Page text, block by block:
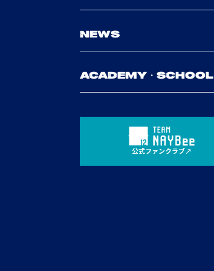
NEWS
ACADEMY・SCHOOL
公式ファンクラブ